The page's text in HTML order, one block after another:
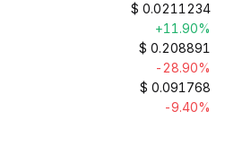
$ 0.0211234
+11.90%
$ 0.208891
-28.90%
$ 0.091768
-9.40%